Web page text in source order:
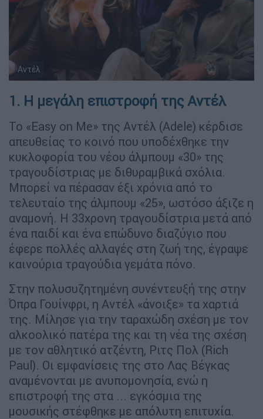
Αντέλ
1. Η μεγάλη επιστροφή της Αντέλ
To «Easy on Me» της Αντέλ (Adele) κέρδισε
απευθείας το κοινό που υποδέχθηκε την
κυκλοφορία του νέου άλμπουμ «30» της
τραγουδίστριας με διθυραμβικά σχόλια.
Μπορεί να πέρασαν έξι χρόνια από το
τελευταίο της άλμπουμ «25», ωστόσο άξιζε η
αναμονή. Η 33χρονη τραγουδίστρια μετά από
ένα παιδί και ένα επώδυνο διαζύγιο που
έφερε πολλές αλλαγές στη ζωή της, έγραψε
καινούρια τραγούδια γεμάτα πόνο.
Στην πολυσυζητημένη συνέντευξή της στην
Όπρα Γουίνφρι, η Αντέλ «άνοιξε» τα χαρτιά
της. Μίλησε για την ταραχώδη σχέση με τον
αλκοολικό πατέρα της και τη νέα της σχέση
με τον αθλητικό ατζέντη, Ριτς Πολ (Rich
Paul). Οι εμφανίσεις της στο Λας Βέγκας
αναμένονται με ανυπομονησία, ενώ η
επιστροφή της στα ... εγκόσμια της
μουσικής στέφθηκε με απόλυτη επιτυχία.